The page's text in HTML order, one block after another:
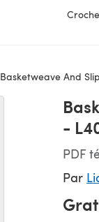
Basketweave And
-
PDF
Par